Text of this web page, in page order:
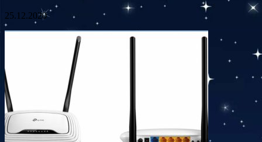
25.12.2020